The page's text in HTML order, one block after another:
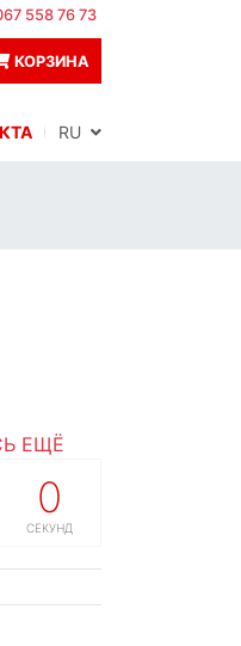
558 76 73
КОРЗИНА
ЕЩЁ
59
СЕКУНД